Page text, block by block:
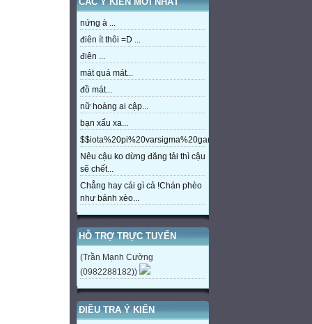
nứng à ...
điên ít thôi =D ...
điên ...
mát quá mát...
đồ mát...
nữ hoàng ai cập...
bạn xấu xa...
Nêu cậu ko dừng đăng tải thì cậu
sẽ chết...
Chẳng hay cái gì cả !Chán phèo
như bánh xèo...
HỖ TRỢ TRỰC TUYẾN
(Trần Mạnh Cường
(0982288182))
ĐIỀU TRA Ý KIẾN